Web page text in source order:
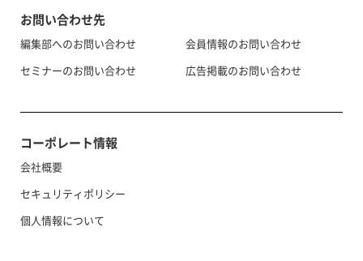
お問い合わせ先
編集部へのお問い合わせ
セミナーのお問い合わせ
会員情報のお問い合わせ
広告掲載のお問い合わせ
コーポレート情報
会社概要
セキュリティポリシー
個人情報について